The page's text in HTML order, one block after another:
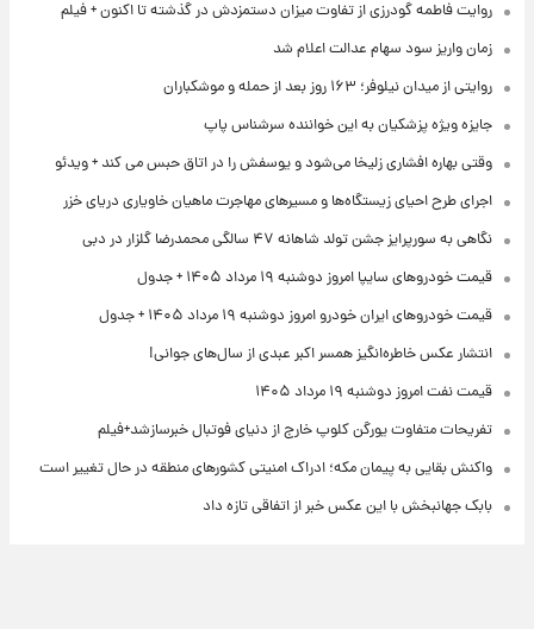
روایت فاطمه گودرزی از تفاوت میزان دستمزدش در گذشته تا اکنون + فیلم
زمان واریز سود سهام عدالت اعلام شد
روایتی از میدان نیلوفر؛ ۱۶۳ روز بعد از حمله و موشکباران
جایزه ویژه پزشکیان به این خواننده سرشناس پاپ
وقتی بهاره افشاری زلیخا می‌شود و یوسفش را در اتاق حبس می کند + ویدئو
اجرای طرح احیای زیستگاه‌ها و مسیرهای مهاجرت ماهیان خاویاری دریای خزر
نگاهی به سورپرایز جشن تولد شاهانه ۴۷ سالگی محمدرضا گلزار در دبی
قیمت خودروهای سایپا امروز دوشنبه ۱۹ مرداد ۱۴۰۵ + جدول
قیمت خودروهای ایران خودرو امروز دوشنبه ۱۹ مرداد ۱۴۰۵ + جدول
انتشار عکس خاطره‌انگیز همسر اکبر عبدی از سال‌های جوانی!
قیمت نفت امروز دوشنبه ۱۹ مرداد ۱۴۰۵
تفریحات متفاوت یورگن کلوپ خارج از دنیای فوتبال خبرسازشد+فیلم
واکنش بقایی به پیمان مکه؛ ادراک امنیتی کشورهای منطقه در حال تغییر است
بابک جهانبخش با این عکس خبر از اتفاقی تازه داد